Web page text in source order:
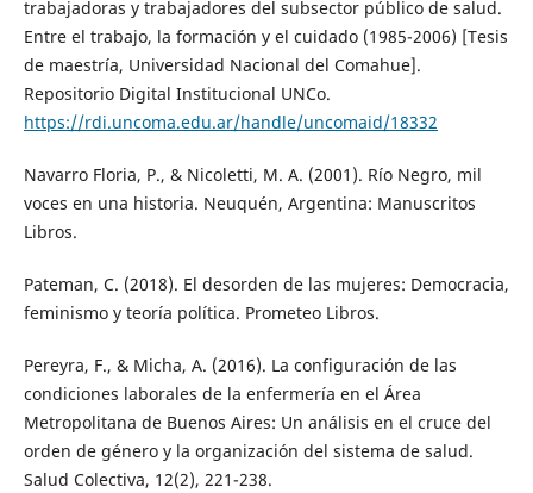
trabajadoras y trabajadores del subsector público de salud.
Entre el trabajo, la formación y el cuidado (1985-2006) [Tesis
de maestría, Universidad Nacional del Comahue].
Repositorio Digital Institucional UNCo.
https://rdi.uncoma.edu.ar/handle/uncomaid/18332
Navarro Floria, P., & Nicoletti, M. A. (2001). Río Negro, mil
voces en una historia. Neuquén, Argentina: Manuscritos
Libros.
Pateman, C. (2018). El desorden de las mujeres: Democracia,
feminismo y teoría política. Prometeo Libros.
Pereyra, F., & Micha, A. (2016). La configuración de las
condiciones laborales de la enfermería en el Área
Metropolitana de Buenos Aires: Un análisis en el cruce del
orden de género y la organización del sistema de salud.
Salud Colectiva, 12(2), 221-238.